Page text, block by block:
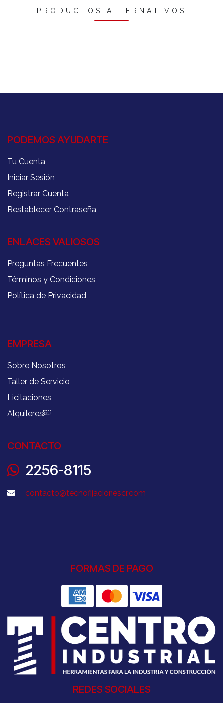
PRODUCTOS ALTERNATIVOS
PODEMOS AYUDARTE
Tu Cuenta
Iniciar Sesión
Registrar Cuenta
Restablecer Contraseña
ENLACES VALIOSOS
Preguntas Frecuentes
Términos y Condiciones
Política de Privacidad
EMPRESA
Sobre Nosotros
Taller de Servicio
Licitaciones
Alquileres￼
CONTACTO
2256-8115
contacto@tecnofijacionescr.com
FORMAS DE PAGO
REDES SOCIALES